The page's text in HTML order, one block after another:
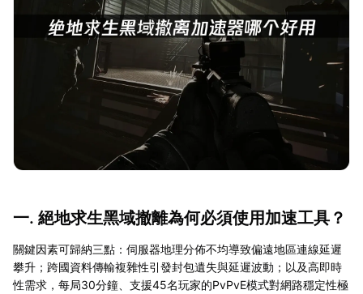
一. 絕地求生黑域撤離為何必須使用加速工具？
關鍵因素可歸納三點：伺服器地理分佈不均導致偏遠地區連線延遲
攀升；跨國資料傳輸複雜性引發封包遺失與延遲波動；以及高即時
性需求，每局30分鐘、支援45名玩家的PvPvE模式對網路穩定性極